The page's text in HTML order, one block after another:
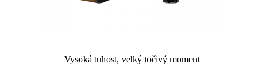
Vysoká tuhost, velký točivý moment